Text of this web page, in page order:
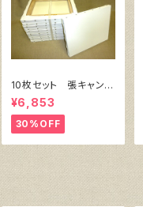
10枚セット 張キャンバ
ス SnowWhite SPC
（綿・ポリエステル）F4
333㎜×242㎜
¥6,853
30%OFF